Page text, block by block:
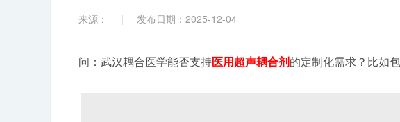
来源： | 发布日期：2025-12-04
问：武汉耦合医学能否支持医用超声耦合剂的定制化需求？比如